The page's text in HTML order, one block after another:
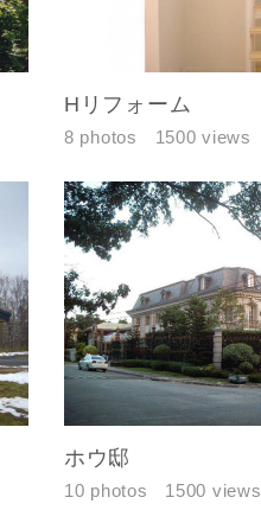
Hリフォーム
8 photos 1500 views
ホウ邸
10 photos 1500 views
-